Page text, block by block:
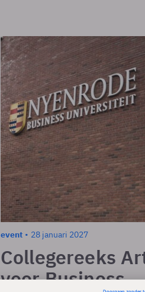
event 28 januari 2027
Collegereeks
voor Business